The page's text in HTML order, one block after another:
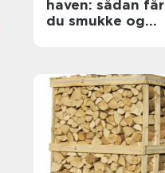
haven: sådan får
du smukke og